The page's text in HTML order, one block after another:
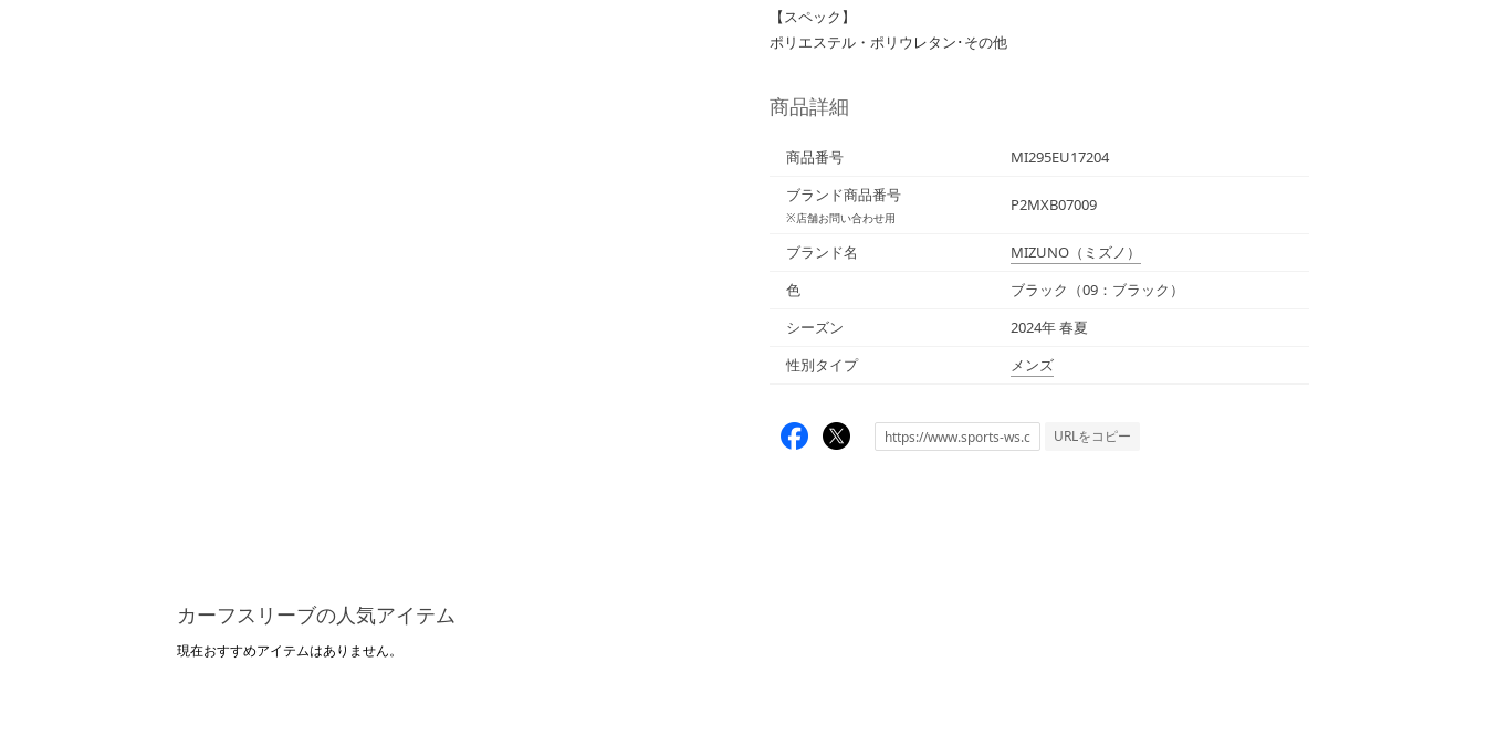
【スペック】
ポリエステル・ポリウレタン･その他
商品詳細
商品番号
MI295EU17204
ブランド商品番号
※店舗お問い合わせ用
P2MXB07009
ブランド名 MIZUNO （ミズノ）
色
ブラック（09：ブラック）
シーズン
2024年 春夏
性別タイプ
メンズ
URLをコピー
カーフスリーブの人気アイテム
現在おすすめアイテムはありません。